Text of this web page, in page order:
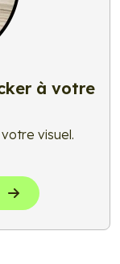
à votre
visuel.